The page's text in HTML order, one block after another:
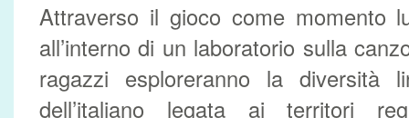
Attraverso il gioco come momento
all’interno di un laboratorio sulla
ragazzi esploreranno la diversità
dell’italiano legata ai territori